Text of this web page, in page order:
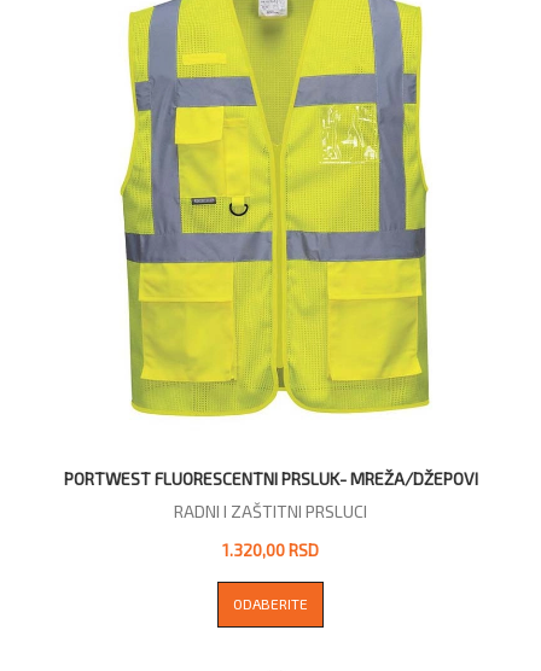
PORTWEST FLUORESCENTNI PRSLUK- MREŽA/DŽEPOVI
RADNI I ZAŠTITNI PRSLUCI
1.320,00 RSD
ODABERITE